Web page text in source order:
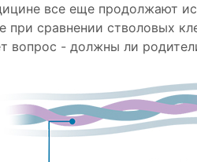
все еще продолжают
при сравнении стволовых
вопрос - должны ли